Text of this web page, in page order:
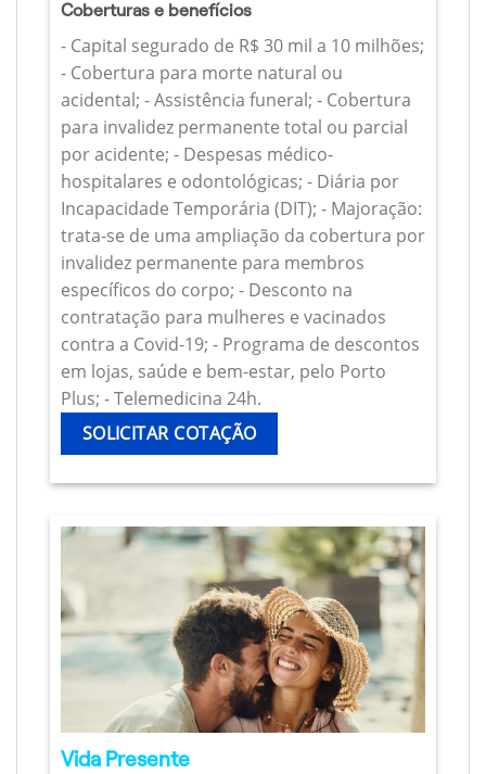
Coberturas e benefícios
- Capital segurado de R$ 30 mil a 10 milhões;
- Cobertura para morte natural ou
acidental; - Assistência funeral; - Cobertura
para invalidez permanente total ou parcial
por acidente; - Despesas médico-
hospitalares e odontológicas; - Diária por
Incapacidade Temporária (DIT); - Majoração:
trata-se de uma ampliação da cobertura por
invalidez permanente para membros
específicos do corpo; - Desconto na
contratação para mulheres e vacinados
contra a Covid-19; - Programa de descontos
em lojas, saúde e bem-estar, pelo Porto
Plus; - Telemedicina 24h.
SOLICITAR COTAÇÃO
Vida Presente